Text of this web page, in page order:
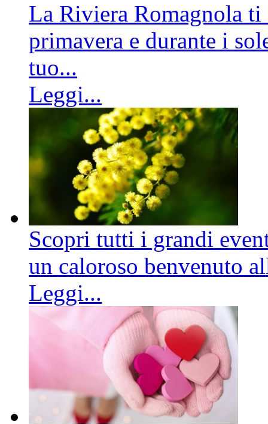
La Riviera Romagnola
primavera e durante i
tuo...
Leggi...
Scopri tutti i grandi
un caloroso benvenuto
Leggi...